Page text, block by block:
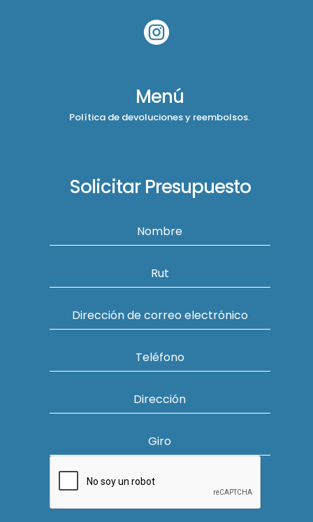

Menú
Política de devoluciones y reembolsos.
Solicitar Presupuesto
Nombre
Rut
Dirección de correo electrónico
Teléfono
Dirección
Giro